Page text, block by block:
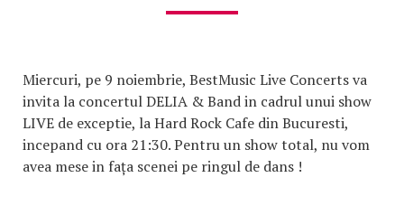
Miercuri, pe 9 noiembrie, BestMusic Live Concerts va
invita la concertul DELIA & Band in cadrul unui show
LIVE de exceptie, la Hard Rock Cafe din Bucuresti,
incepand cu ora 21:30. Pentru un show total, nu vom
avea mese in fața scenei pe ringul de dans !